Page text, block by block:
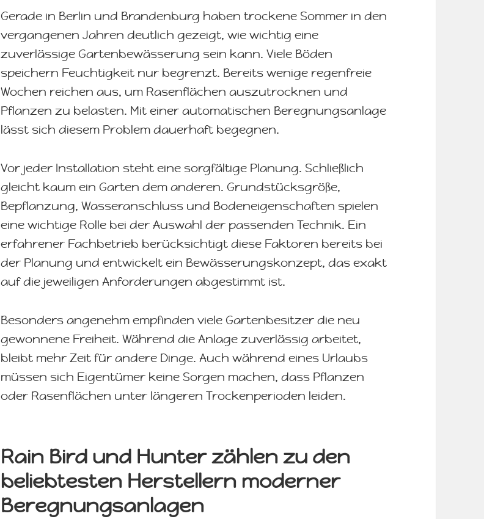
Gerade in Berlin und Brandenburg haben trockene Sommer in den
vergangenen Jahren deutlich gezeigt, wie wichtig eine
zuverlässige Gartenbewässerung sein kann. Viele Böden
speichern Feuchtigkeit nur begrenzt. Bereits wenige regenfreie
Wochen reichen aus, um Rasenflächen auszutrocknen und
Pflanzen zu belasten. Mit einer automatischen Beregnungsanlage
lässt sich diesem Problem dauerhaft begegnen.
Vor jeder Installation steht eine sorgfältige Planung. Schließlich
gleicht kaum ein Garten dem anderen. Grundstücksgröße,
Bepflanzung, Wasseranschluss und Bodeneigenschaften spielen
eine wichtige Rolle bei der Auswahl der passenden Technik. Ein
erfahrener Fachbetrieb berücksichtigt diese Faktoren bereits bei
der Planung und entwickelt ein Bewässerungskonzept, das exakt
auf die jeweiligen Anforderungen abgestimmt ist.
Besonders angenehm empfinden viele Gartenbesitzer die neu
gewonnene Freiheit. Während die Anlage zuverlässig arbeitet,
bleibt mehr Zeit für andere Dinge. Auch während eines Urlaubs
müssen sich Eigentümer keine Sorgen machen, dass Pflanzen
oder Rasenflächen unter längeren Trockenperioden leiden.
Rain Bird und Hunter zählen zu den
beliebtesten Herstellern moderner
Beregnungsanlagen